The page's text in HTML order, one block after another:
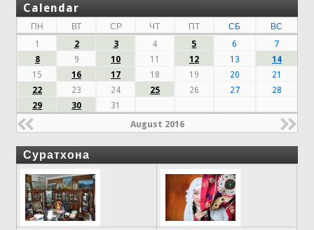
Calendar
ПН ВТ СР ЧТ ПТ СБ
ВС
1
2 3 4 5 6
7
8
9 10 11 12 13
14
15
16 17 18 19 20
21
22
23 24 25 26 27
28
29
30 31
August 2016
Суратхона